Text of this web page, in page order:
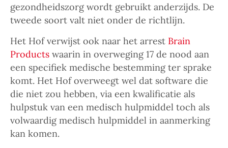
gezondheidszorg wordt gebruikt anderzijds. De
tweede soort valt niet onder de richtlijn.
Het Hof verwijst ook naar het arrest Brain
Products waarin in overweging 17 de nood aan
een specifiek medische bestemming ter sprake
komt. Het Hof overweegt wel dat software die
die niet zou hebben, via een kwalificatie als
hulpstuk van een medisch hulpmiddel toch als
volwaardig medisch hulpmiddel in aanmerking
kan komen.